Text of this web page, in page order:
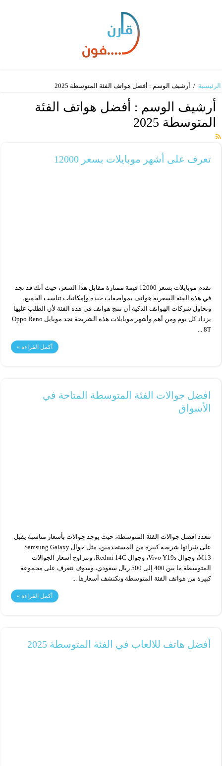
الرئيسية / أرشيف الوسم : أفضل هواتف الفئة المتوسطة 2025
أرشيف الوسم : أفضل هواتف الفئة
المتوسطة 2025
تعرف على أشهر موبايلات بسعر 12000
تقدم موبايلات بسعر 12000 قيمة ممتازة مقابل هذا السعر، حيث أنك قد تجد
في هذه الفئة السعرية هواتف بمواصفات جيدة وإمكانيات تناسب الجميع،
وتحاول شركات الهواتف الذكية أن تنتج هواتف في هذه الفئة لأن الطلب عليها
يزداد كل يوم ومن أهم وأشهر موبايلات هذه الشريحة نجد موبايل Oppo Reno
8T ...
أكمل القراءة »
افضل جوالات الفئة المتوسطة المتاحة في
الأسواق
تتعدد افضل جوالات الفئة المتوسطة، حيث يوجد جوالات بأسعار مناسبة يقبل
على شرائها شريحة كبيرة من المستخدمين، مثل جوال Samsung Galaxy
M13، وجوال Vivo Y19s، وجوال Redmi 14C، وتتراوح أسعار الجوالات
المتوسطة ما بين 400 إلى 500 ريال سعودي، وسوف نتعرف على مجموعة
كبيرة من هواتف الفئة المتوسطة ونكتشف أسعارها ...
أكمل القراءة »
أفضل هاتف للالعاب في الفئة المتوسطة 2025